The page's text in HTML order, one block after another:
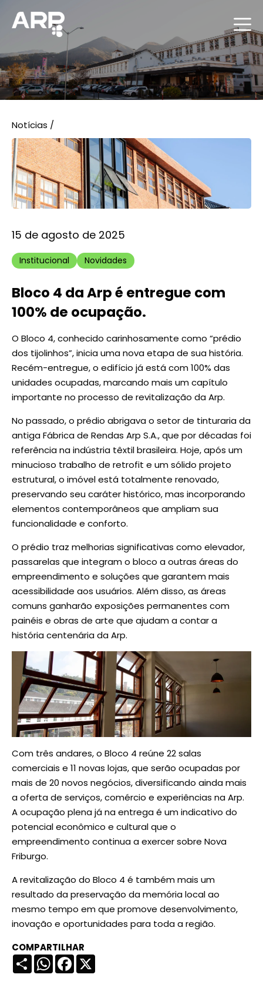
Notícias /
15 de agosto de 2025
Institucional Novidades
Bloco 4 da Arp é entregue com
100% de ocupação.
O Bloco 4, conhecido carinhosamente como “prédio
dos tijolinhos”, inicia uma nova etapa de sua história.
Recém-entregue, o edifício já está com 100% das
unidades ocupadas, marcando mais um capítulo
importante no processo de revitalização da Arp.
No passado, o prédio abrigava o setor de tinturaria da
antiga Fábrica de Rendas Arp S.A., que por décadas foi
referência na indústria têxtil brasileira. Hoje, após um
minucioso trabalho de retrofit e um sólido projeto
estrutural, o imóvel está totalmente renovado,
preservando seu caráter histórico, mas incorporando
elementos contemporâneos que ampliam sua
funcionalidade e conforto.
O prédio traz melhorias significativas como elevador,
passarelas que integram o bloco a outras áreas do
empreendimento e soluções que garantem mais
acessibilidade aos usuários. Além disso, as áreas
comuns ganharão exposições permanentes com
painéis e obras de arte que ajudam a contar a
história centenária da Arp.
Com três andares, o Bloco 4 reúne 22 salas
comerciais e 11 novas lojas, que serão ocupadas por
mais de 20 novos negócios, diversificando ainda mais
a oferta de serviços, comércio e experiências na Arp.
A ocupação plena já na entrega é um indicativo do
potencial econômico e cultural que o
empreendimento continua a exercer sobre Nova
Friburgo.
A revitalização do Bloco 4 é também mais um
resultado da preservação da memória local ao
mesmo tempo em que promove desenvolvimento,
inovação e oportunidades para toda a região.
COMPARTILHAR
Compartilhar
WhatsApp
Facebook